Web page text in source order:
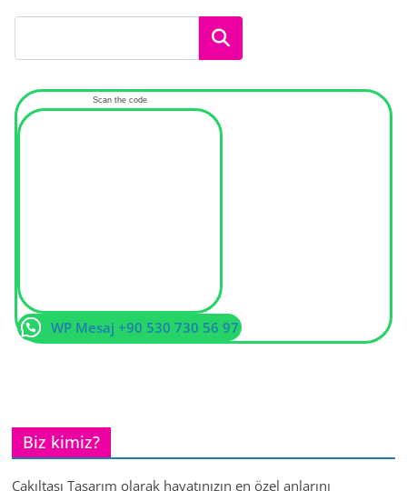
Ara
Scan the code
WP Mesaj +90 530 730 56 97
Biz kimiz?
Çakıltaşı Tasarım olarak hayatınızın en özel anlarını